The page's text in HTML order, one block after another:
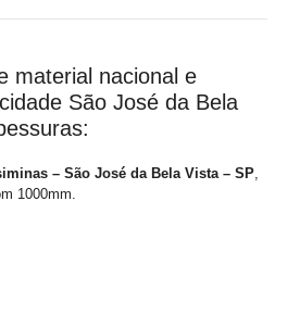
material nacional e
São José da Bela
– São José da Bela Vista – SP
1000mm.